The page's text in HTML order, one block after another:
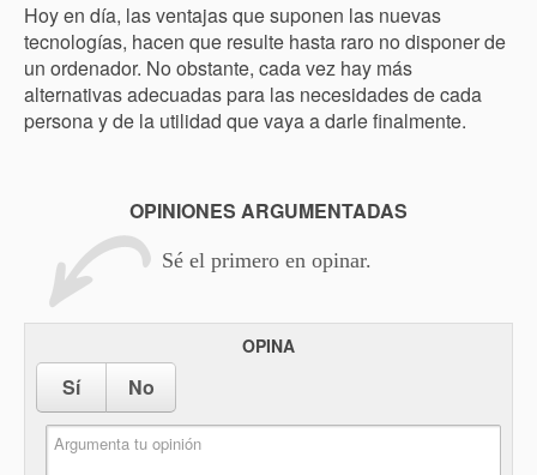
Hoy en día, las ventajas que suponen las nuevas
tecnologías, hacen que resulte hasta raro no disponer de
un ordenador. No obstante, cada vez hay más
alternativas adecuadas para las necesidades de cada
persona y de la utilidad que vaya a darle finalmente.
OPINIONES ARGUMENTADAS
Sé el primero en opinar.
OPINA
Sí No